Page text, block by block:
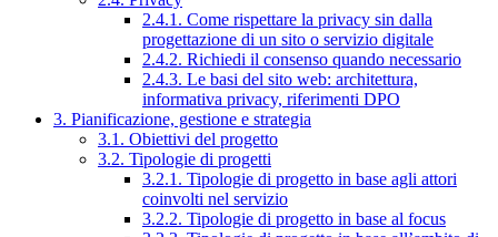
2.4.1. Come rispettare la privacy sin dalla
progettazione di un sito o servizio digitale
2.4.2. Richiedi il consenso quando necessario
2.4.3. Le basi del sito web: architettura,
informativa privacy, riferimenti DPO
3. Pianificazione, gestione e strategia
3.1. Obiettivi del progetto
3.2. Tipologie di progetti
3.2.1. Tipologie di progetto in base agli attori
coinvolti nel servizio
3.2.2. Tipologie di progetto in base al focus